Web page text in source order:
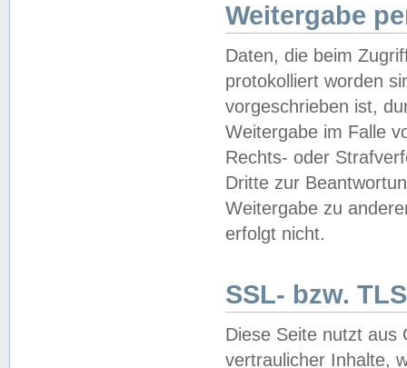
Weitergabe
Daten, die beim
protokolliert worden
vorgeschrieben ist,
Weitergabe im Falle
Rechts- oder
Dritte zur
Weitergabe zu
erfolgt nicht.
SSL- bzw.
Diese Seite nutzt aus
vertraulicher Inhalte,